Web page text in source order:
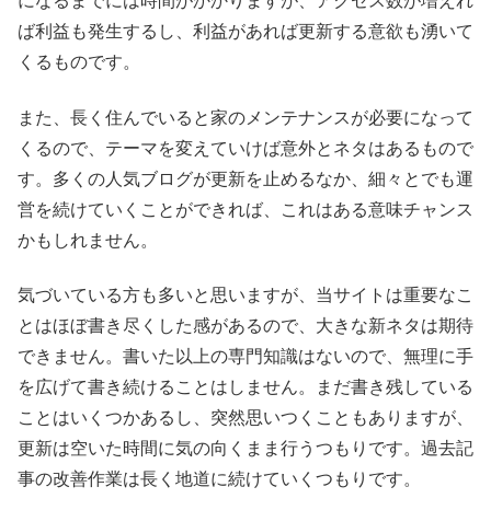
ば利益も発生するし、利益があれば更新する意欲も湧いて
くるものです。
また、長く住んでいると家のメンテナンスが必要になって
くるので、テーマを変えていけば意外とネタはあるもので
す。多くの人気ブログが更新を止めるなか、細々とでも運
営を続けていくことができれば、これはある意味チャンス
かもしれません。
気づいている方も多いと思いますが、当サイトは重要なこ
とはほぼ書き尽くした感があるので、大きな新ネタは期待
できません。書いた以上の専門知識はないので、無理に手
を広げて書き続けることはしません。まだ書き残している
ことはいくつかあるし、突然思いつくこともありますが、
更新は空いた時間に気の向くまま行うつもりです。過去記
事の改善作業は長く地道に続けていくつもりです。